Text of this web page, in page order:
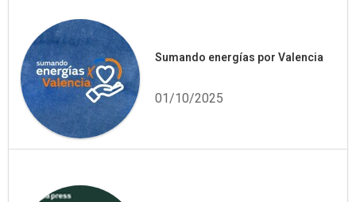
Sumando energías por Valencia
01/10/2025